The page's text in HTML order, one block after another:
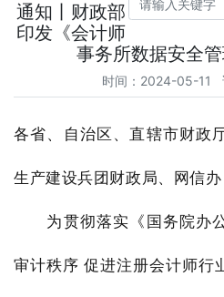
通知丨财政部
印发《会计师
事务所数据安全管
时间：2024-05-11
各省、自治区、直辖市财政
生产建设兵团财政局、网信
为贯彻落实《国务院办
审计秩序 促进注册会计师行